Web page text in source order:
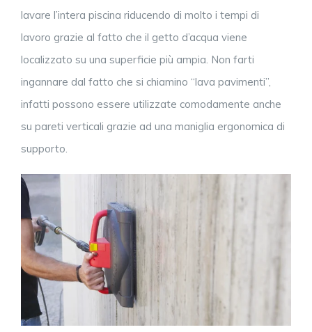
lavare l’intera piscina riducendo di molto i tempi di
lavoro grazie al fatto che il getto d’acqua viene
localizzato su una superficie più ampia. Non farti
ingannare dal fatto che si chiamino “lava pavimenti”,
infatti possono essere utilizzate comodamente anche
su pareti verticali grazie ad una maniglia ergonomica di
supporto.